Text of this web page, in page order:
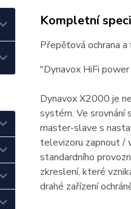
Kompletní
Přepěťová ochrana
"Dynavox HiFi
Dynavox X2000 je
systém. Ve srovnání
master-slave s
televizoru zapnout /
standardního
zkreslení, které
drahé zařízení